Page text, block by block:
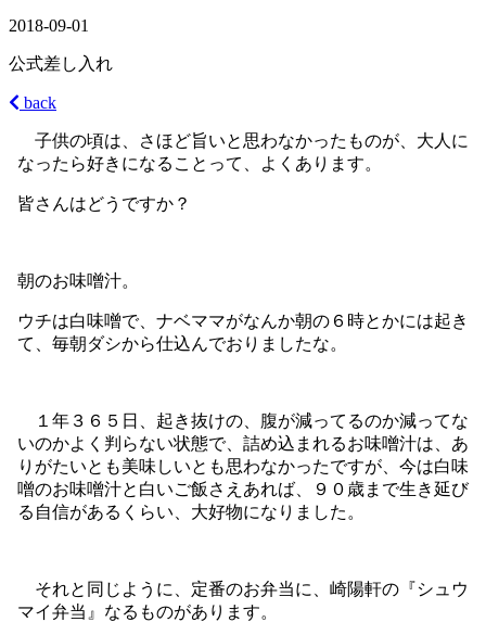
2018-09-01
公式差し入れ
back
子供の頃は、さほど旨いと思わなかったものが、大人に
なったら好きになることって、よくあります。
皆さんはどうですか？
朝のお味噌汁。
ウチは白味噌で、ナベママがなんか朝の６時とかには起き
て、毎朝ダシから仕込んでおりましたな。
１年３６５日、起き抜けの、腹が減ってるのか減ってな
いのかよく判らない状態で、詰め込まれるお味噌汁は、あ
りがたいとも美味しいとも思わなかったですが、今は白味
噌のお味噌汁と白いご飯さえあれば、９０歳まで生き延び
る自信があるくらい、大好物になりました。
それと同じように、定番のお弁当に、崎陽軒の『シュウ
マイ弁当』なるものがあります。